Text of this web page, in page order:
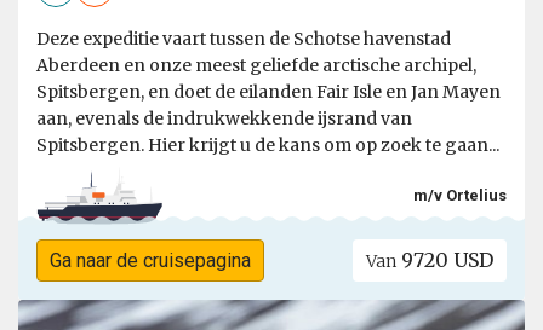
Deze expeditie vaart tussen de Schotse havenstad
Aberdeen en onze meest geliefde arctische archipel,
Spitsbergen, en doet de eilanden Fair Isle en Jan Mayen
aan, evenals de indrukwekkende ijsrand van
Spitsbergen. Hier krijgt u de kans om op zoek te gaan...
m/v Ortelius
Ga naar de cruisepagina Van 9720 USD